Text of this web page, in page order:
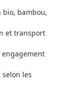
bio, bambou,
et transport
engagement
selon les